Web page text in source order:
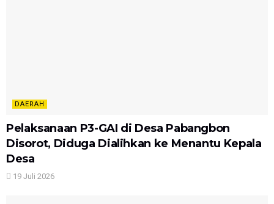
DAERAH
Pelaksanaan P3-GAI di Desa Pabangbon
Disorot, Diduga Dialihkan ke Menantu Kepala
Desa
19 Juli 2026